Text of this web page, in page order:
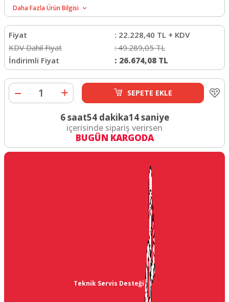
Daha Fazla Ürün Bilgisi
Fiyat : 22.228,40 TL + KDV
KDV Dahil Fiyat
:49.289,05TL
İndirimli Fiyat
: 26.674,08 TL
SEPETE EKLE
6 saat54 dakika13 saniye
içerisinde sipariş verirsen
BUGÜN KARGODA
Teknik Servis Desteği